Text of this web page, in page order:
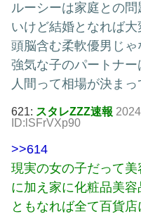
ルーシーは家庭との
いけど結婚となれば
頭脳含む柔軟優男じゃ
強気な子のパートナ
人間って相場が決まっ
621: スタレZZZ速報
ID:lSFrVXp90
>>614
現実の女の子だって
に加え家に化粧品美
ともなれば全て百貨